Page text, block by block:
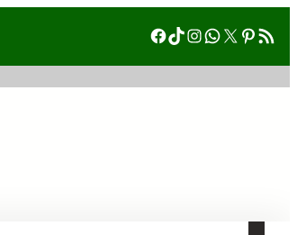
Facebook
TikTok
Instagram
X RSS